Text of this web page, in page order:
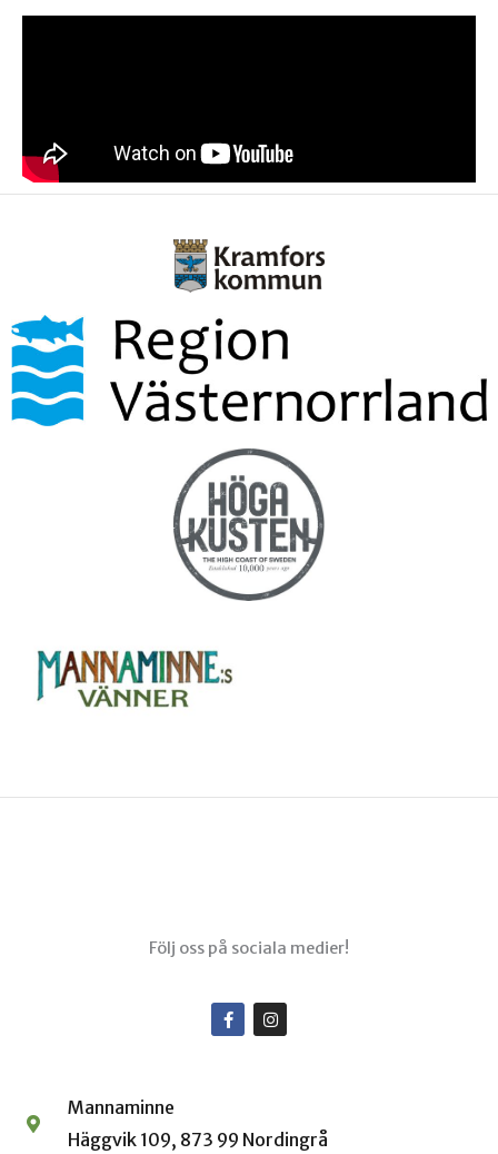
Mannaminne
Häggvik 109, 873 99 Nordingrå
Följ oss på sociala medier!
F
a
-
I
n
m